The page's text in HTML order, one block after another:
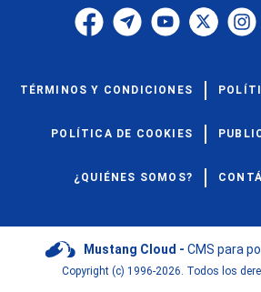
TÉRMINOS Y CONDICIONES
POLÍTICA DE COOKIES
¿QUIÉNES SOMOS?
Mustang Cloud - CMS para
Copyright (c) 1996-2026. Todos los